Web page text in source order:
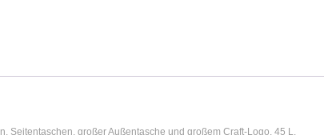
Seitentaschen, großer Außentasche und großem Craft-Logo. 45 L.